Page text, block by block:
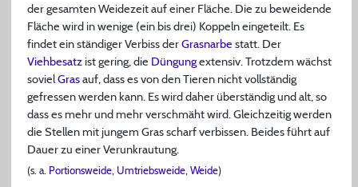
der gesamten Weidezeit auf einer Fläche. Die zu beweidende
Fläche wird in wenige (ein bis drei) Koppeln eingeteilt. Es
findet ein ständiger Verbiss derGrasnarbe statt. Der
Viehbesatzist gering, die Düngungextensiv. Trotzdem wächst
sovielGrasauf, dass es von den Tieren nicht vollständig
gefressen werden kann. Es wird daher überständig und alt, so
dass es mehr und mehr verschmäht wird. Gleichzeitig werden
die Stellen mit jungem Gras scharf verbissen. Beides führt auf
Dauer zu einer Verunkrautung.
(s. a. Portionsweide, Umtriebsweide, Weide)